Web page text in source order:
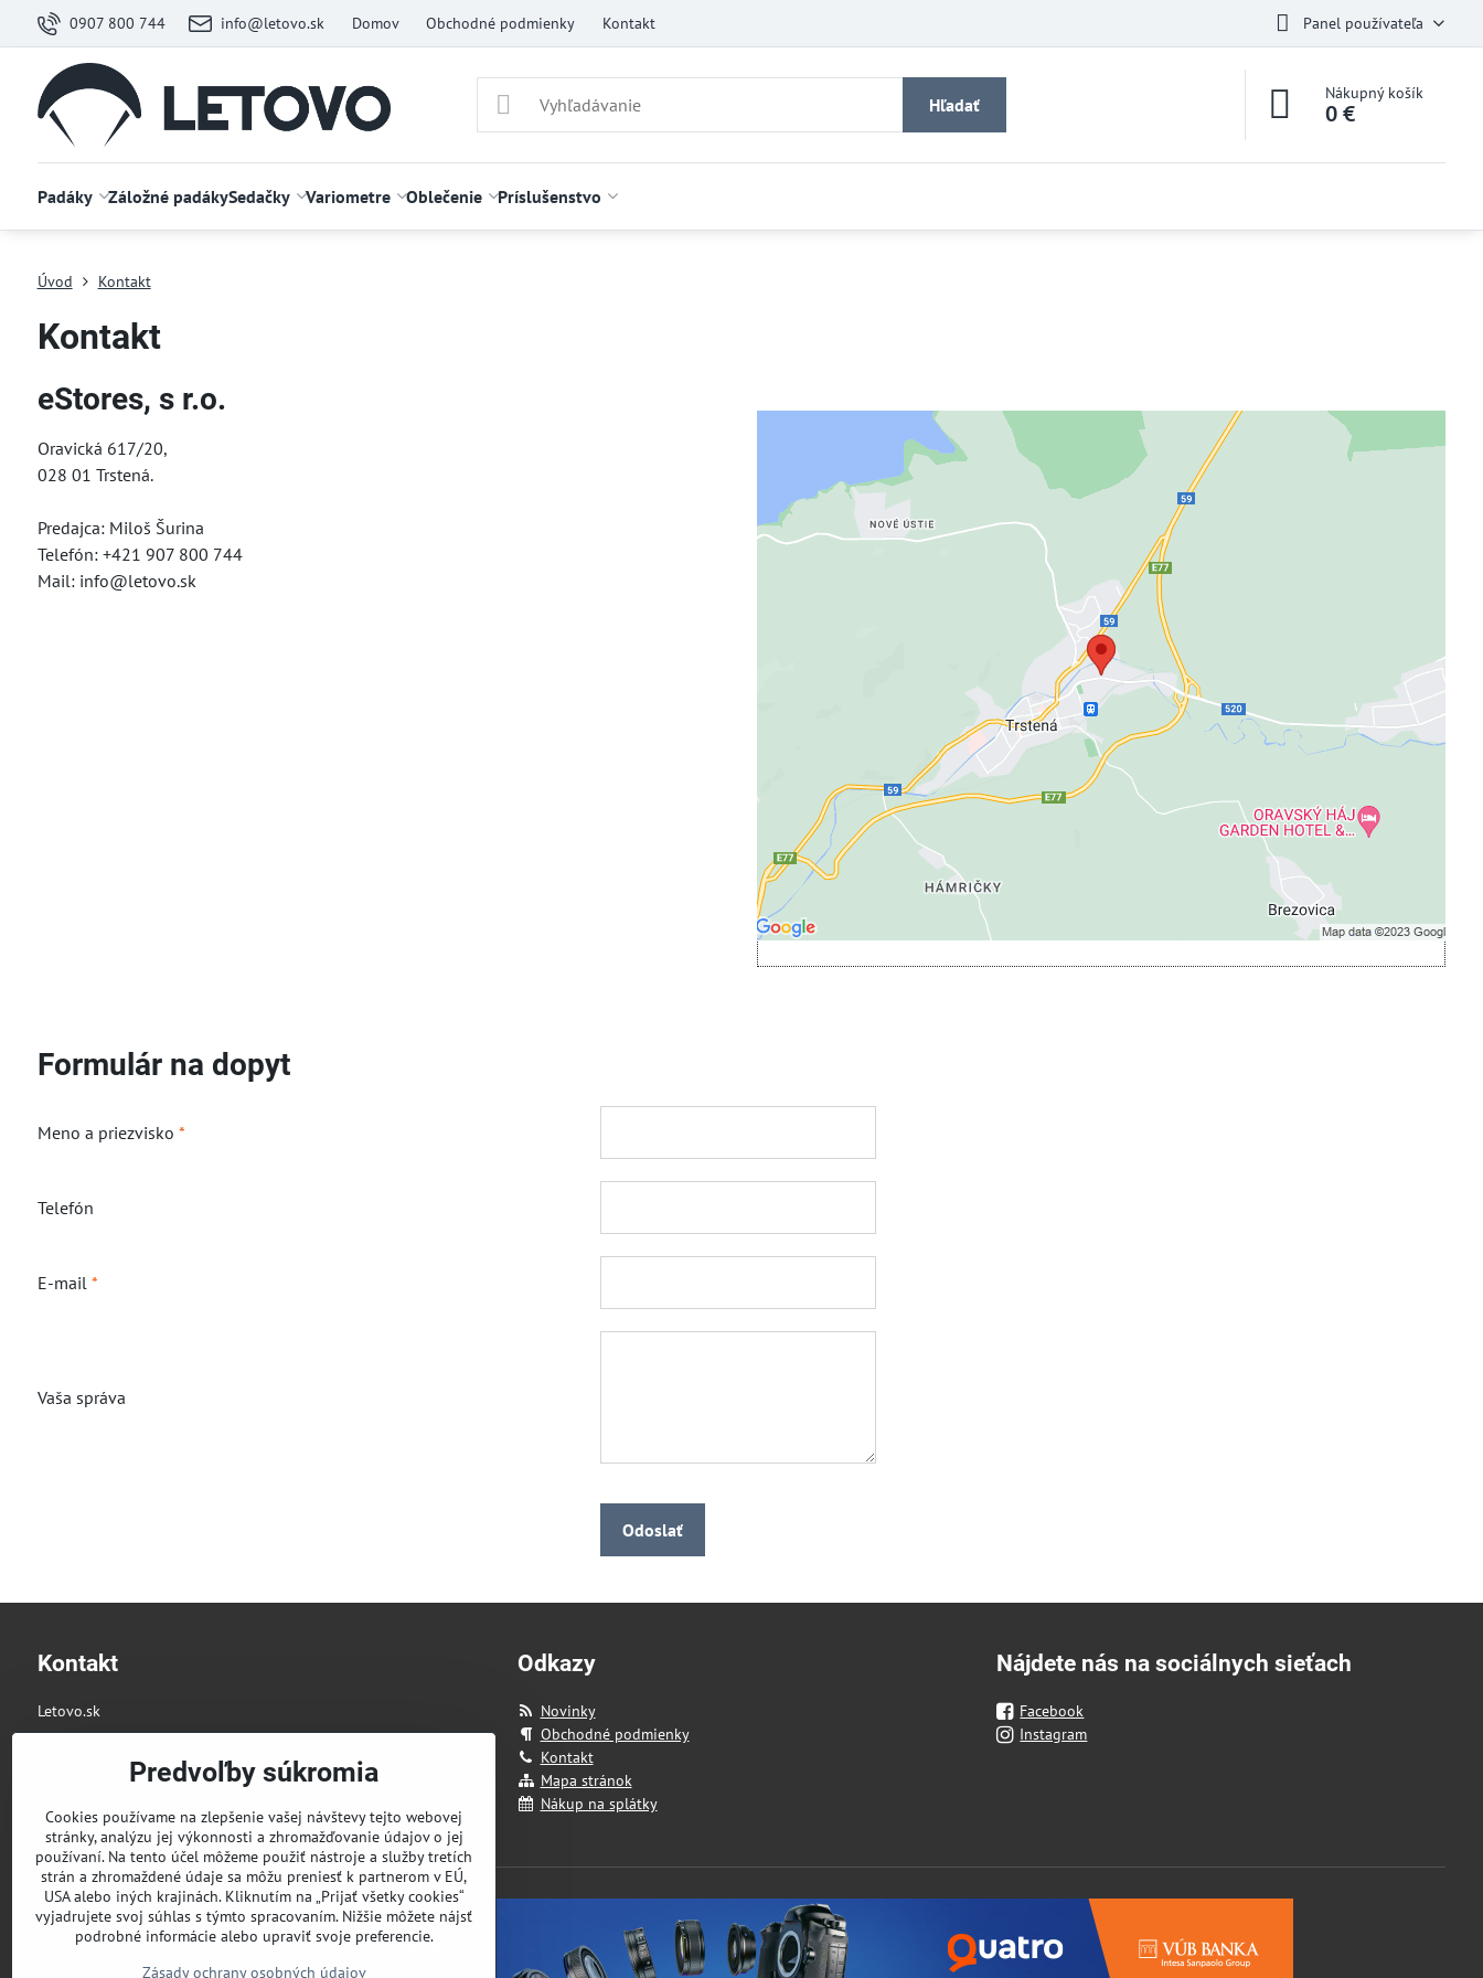
0907 800 744 info@letovo.sk Domov Obchodné podmienky Kontakt Panel používateľa
Hľadať
Nákupný košík
0 €
Padáky Záložné padákySedačky Variometre Oblečenie Príslušenstvo
Úvod Kontakt
Kontakt
eStores, s r.o.
Oravická 617/20,
028 01 Trstená.
Predajca: Miloš Šurina
Telefón: +421 907 800 744
Mail: info@letovo.sk
Externý obsah je blokovaný Voľbami súkromia
Prajete si načítať externý obsah?
Povoliť tentokrát
Povoliť a zapamätať - súhlas s druhom cookie: Funkčné
Otvoriť obsah v novom okne
Formulár na dopyt
Meno a priezvisko *
Telefón
E-mail *
Vaša správa
Odoslať
Kontakt
Letovo.sk
+421 907 800 744
info@letovo.sk
Odkazy
Novinky
Obchodné podmienky
Kontakt
Mapa stránok
Nákup na splátky
Nájdete nás na sociálnych sieťach
Facebook
Instagram
Predvoľby súkromia
Cookies používame na zlepšenie vašej návštevy tejto webovej
stránky, analýzu jej výkonnosti a zhromažďovanie údajov o jej
používaní. Na tento účel môžeme použiť nástroje a služby tretích
strán a zhromaždené údaje sa môžu preniesť k partnerom v EÚ,
USA alebo iných krajinách. Kliknutím na „Prijať všetky cookies“
vyjadrujete svoj súhlas s týmto spracovaním. Nižšie môžete nájsť
podrobné informácie alebo upraviť svoje preferencie.
Zásady ochrany osobných údajov